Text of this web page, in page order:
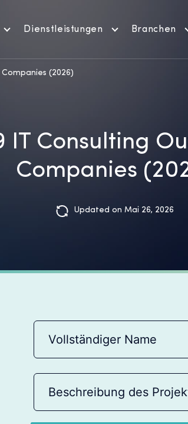
Dienstleistungen Branchen
(2026)
IT Consulting
Companies
Updated on Mai 26, 2026